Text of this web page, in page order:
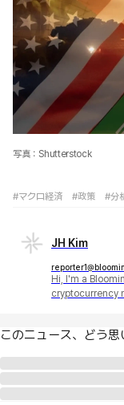
写真：Shutterstock
#マクロ経済 #政策 #分
JH Kim
Hi, I'm a
cryptocurrency
このニュース、どう思